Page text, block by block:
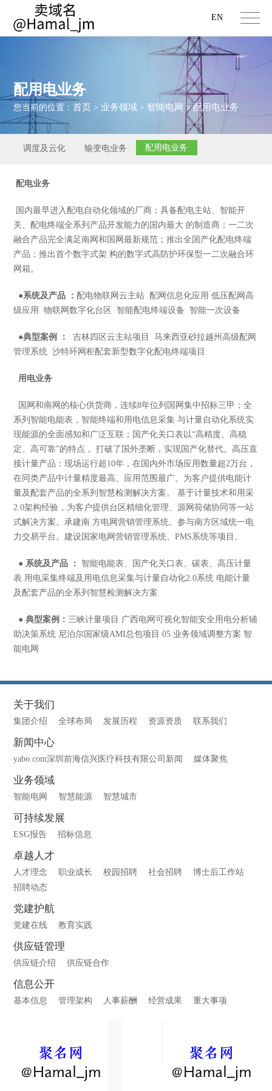
EN
配用电业务
您当前的位置：首页 > 业务领域 > 智能电网 >配用电业务
调度及云化 输变电业务 配用电业务
配电业务
国内最早进入配电自动化领域的厂商；具备配电主站、智能开
关、配电终端全系列产品开发能力的国内最大 的制造商；一二次
融合产品完全满足南网和国网最新规范；推出全国产化配电终端
产品；推出首个数字式架 构的数字式高防护环保型一二次融合环
网箱。
●系统及产品 ： 配电物联网云主站 配网信息化应用 低压配网高
级应用 物联网数字化台区 智能配电终端设备 智能一次设备
●典型案例 ：
吉林四区云主站项目 马来西亚砂拉越州高级配网
管理系统 沙特环网柜配套新型数字化配电终端项目
用电业务
国网和南网的核心供货商，连续8年位列国网集中招标三甲；全
系列智能电能表，智能终端和用电信息采集 与计量自动化系统实
现能源的全面感知和广泛互联；国产化关口表以“高精度、高稳
定、高可靠”的特点， 打破了国外垄断，实现国产化替代。高压直
接计量产品：现场运行超10年，在国内外市场应用数量超2万台，
在同类产品中计量精度最高、应用范围最广。为客户提供电能计
量及配套产品的全系列智慧检测解决方案。 基于计量技术和用采
2.0架构经验，为客户提供台区精细化管理、源网荷储协同等一站
式解决方案。承建南 方电网营销管理系统。参与南方区域统一电
力交易平台。建设国家电网营销管理系统、PMS系统等项目。
● 系统及产品 ：
智能电能表、国产化关口表、碳表、高压计量
表 用电采集终端及用电信息采集与计量自动化2.0系统 电能计量
及配套产品的全系列智慧检测解决方案
● 典型案例：三峡计量项目 广西电网可视化智能安全用电分析辅
助决策系统 尼泊尔国家级AMI总包项目 05 业务领域调整方案 智
能电网
关于我们
集团介绍 全球布局 发展历程 资源资质 联系我们
新闻中心
yabo.com深圳前海信兴医疗科技有限公司新闻 媒体聚焦
业务领域
智能电网 智慧能源 智慧城市
可持续发展
ESG报告 招标信息
卓越人才
人才理念 职业成长 校园招聘 社会招聘
博士后工作站
招聘动态
党建护航
党建在线 教育实践
供应链管理
供应链介绍 供应链合作
信息公开
基本信息 管理架构 人事薪酬 经营成果 重大事项